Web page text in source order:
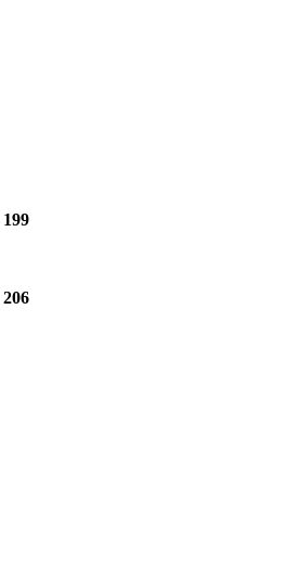
199
206